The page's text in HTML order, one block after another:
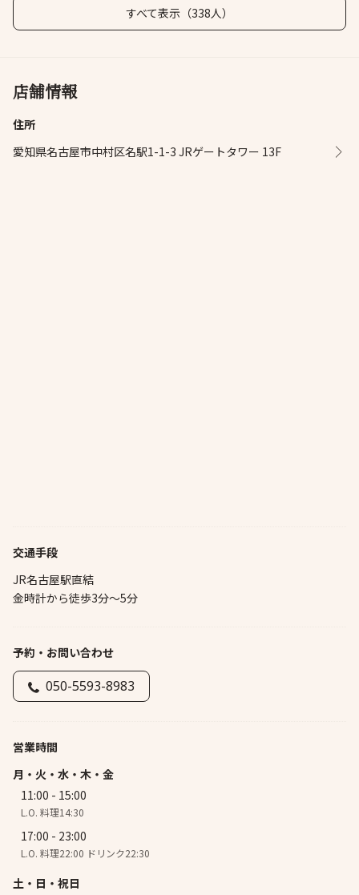
すべて表示（338人）
店舗情報
住所
愛知県名古屋市中村区名駅1-1-3 JRゲートタワー 13F
交通手段
JR名古屋駅直結
金時計から徒歩3分～5分
予約・お問い合わせ
050-5593-8983
営業時間
月・火・水・木・金
11:00 - 15:00
L.O. 料理14:30
17:00 - 23:00
L.O. 料理22:00 ドリンク22:30
土・日・祝日